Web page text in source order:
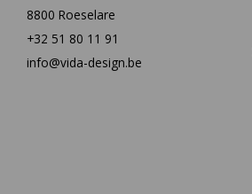
8800 Roeselare
+32 51 80 11 91
info@vida-design.be